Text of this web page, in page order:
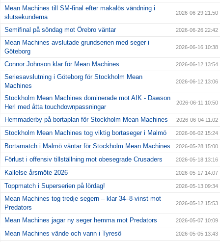
Mean Machines till SM-final efter makalös vändning i
slutsekunderna
2026-06-29 21:50
Semifinal på söndag mot Örebro väntar 2026-06-26 22:42
Mean Machines avslutade grundserien med seger i
Göteborg
2026-06-16 10:38
Connor Johnson klar för Mean Machines 2026-06-12 13:54
Seriesavslutning i Göteborg för Stockholm Mean
Machines
2026-06-12 13:06
Stockholm Mean Machines dominerade mot AIK - Dawson
Herl med åtta touchdownpassningar
2026-06-11 10:50
Hemmaderby på bortaplan för Stockholm Mean Machines 2026-06-04 11:02
Stockholm Mean Machines tog viktig bortaseger i Malmö 2026-06-02 15:24
Bortamatch i Malmö väntar för Stockholm Mean Machines 2026-05-28 15:00
Förlust i offensiv tillställning mot obesegrade Crusaders 2026-05-18 13:16
Kallelse årsmöte 2026 2026-05-17 14:07
Toppmatch i Superserien på lördag! 2026-05-13 09:34
Mean Machines tog tredje segern – klar 34–8-vinst mot
Predators
2026-05-12 15:53
Mean Machines jagar ny seger hemma mot Predators 2026-05-07 10:09
Mean Machines vände och vann i Tyresö 2026-05-05 13:43